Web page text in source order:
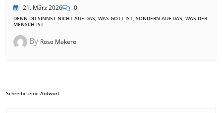
21. März 2026 0
DENN DU SINNST NICHT AUF DAS, WAS GOTT IST, SONDERN AUF DAS, WAS DER
MENSCH IST
By Rose Makero
Schreibe eine Antwort